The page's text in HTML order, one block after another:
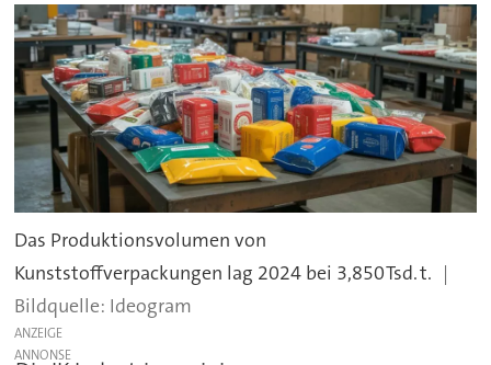
Das Produktionsvolumen von
Kunststoffverpackungen lag 2024 bei 3,850 Tsd. t.
Ideogram
ANZEIGE